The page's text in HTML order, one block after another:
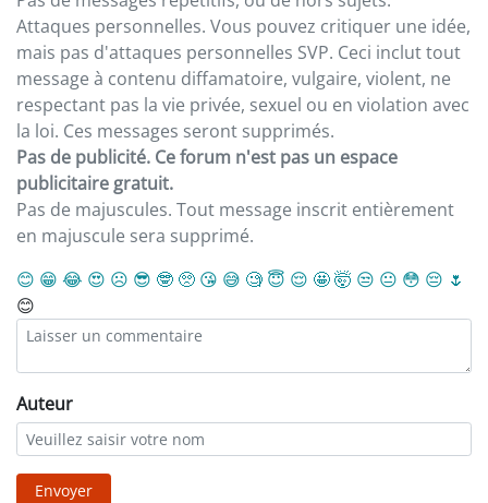
Attaques personnelles. Vous pouvez critiquer une idée,
mais pas d'attaques personnelles SVP. Ceci inclut tout
message à contenu diffamatoire, vulgaire, violent, ne
respectant pas la vie privée, sexuel ou en violation avec
la loi. Ces messages seront supprimés.
Pas de publicité. Ce forum n'est pas un espace
publicitaire gratuit.
Pas de majuscules. Tout message inscrit entièrement
en majuscule sera supprimé.
😊 😁 😂 😍 ☹️ 😎 🤓 🥺 😘 😅 🧐 😇 😌 🤩🤯 😒 😐 😳 😔 🌷
😊
Auteur
Envoyer